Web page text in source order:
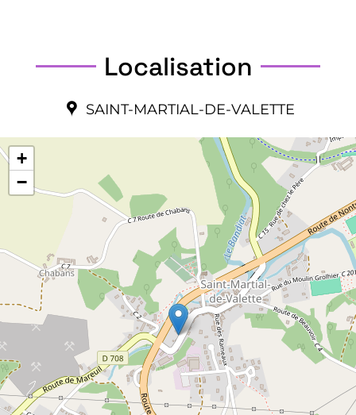
Localisation
SAINT-MARTIAL-DE-VALETTE
+
−